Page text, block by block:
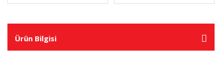
Ürün Bilgisi